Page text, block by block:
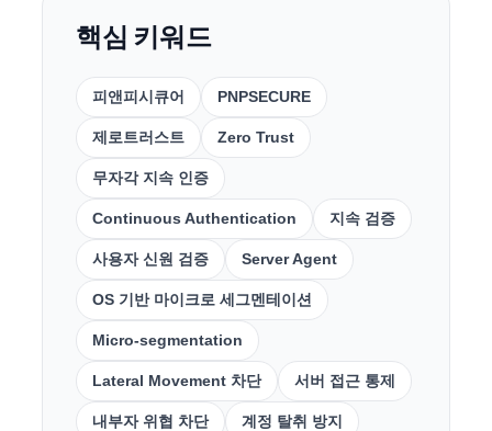
핵심 키워드
피앤피시큐어 PNPSECURE
제로트러스트 Zero Trust
무자각 지속 인증
Continuous Authentication 지속 검증
사용자 신원 검증 Server Agent
OS 기반 마이크로 세그멘테이션
Micro-segmentation
Lateral Movement 차단 서버 접근 통제
내부자 위협 차단 계정 탈취 방지